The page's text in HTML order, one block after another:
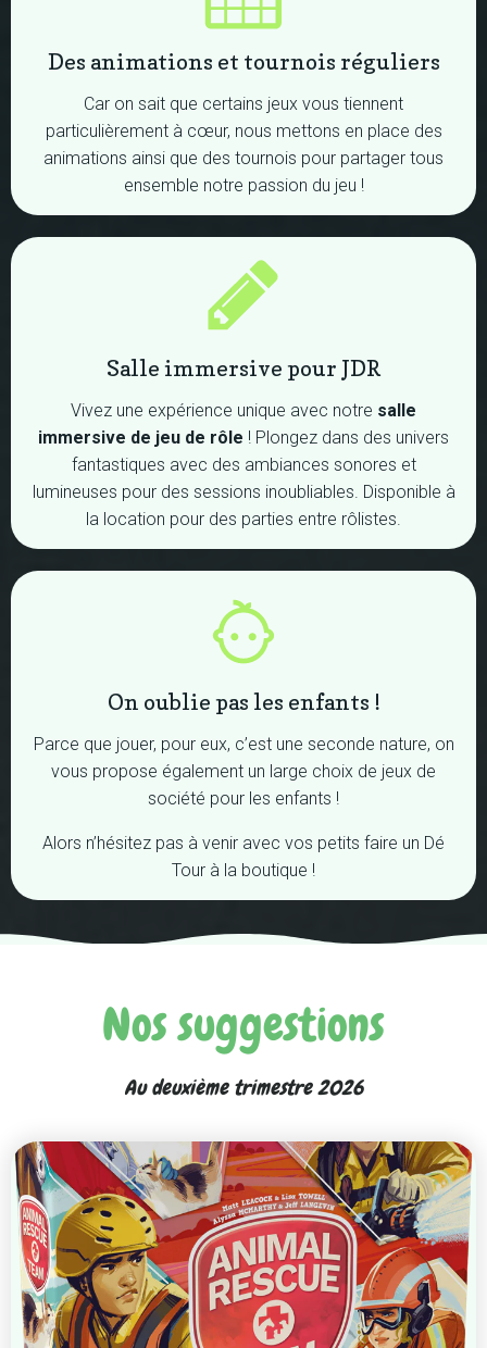
Des animations et tournois réguliers
Car on sait que certains jeux vous tiennent
particulièrement à cœur, nous mettons en place des
animations ainsi que des tournois pour partager tous
ensemble notre passion du jeu !
On oublie pas les enfants !
Parce que jouer, pour eux, c’est une seconde nature, on
vous propose également un large choix de jeux de
société pour les enfants !
Alors n’hésitez pas à venir avec vos petits faire un Dé
Tour à la boutique !
Salle immersive pour JDR
Vivez une expérience unique avec notre salle
immersive de jeu de rôle ! Plongez dans des univers
fantastiques avec des ambiances sonores et
lumineuses pour des sessions inoubliables. Disponible à
la location pour des parties entre rôlistes.
Nos suggestions
Au deuxième trimestre 2026